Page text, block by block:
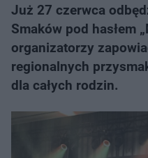
Już 27 czerwca
Smaków pod hasłem
organizatorzy
regionalnych
dla całych rodzin.